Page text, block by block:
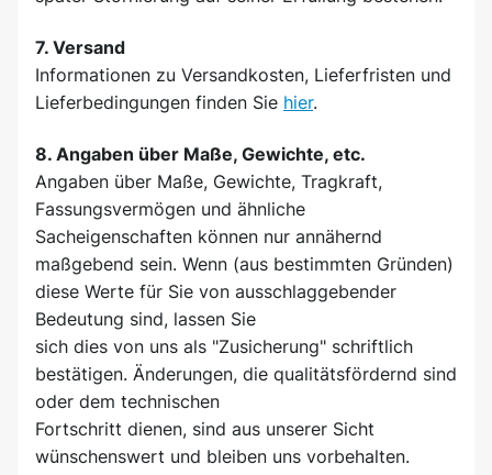
7. Versand
Informationen zu Versandkosten, Lieferfristen und
Lieferbedingungen finden Sie hier.
8. Angaben über Maße, Gewichte, etc.
Angaben über Maße, Gewichte, Tragkraft,
Fassungsvermögen und ähnliche
Sacheigenschaften können nur annähernd
maßgebend sein. Wenn (aus bestimmten Gründen)
diese Werte für Sie von ausschlaggebender
Bedeutung sind, lassen Sie
sich dies von uns als "Zusicherung" schriftlich
bestätigen. Änderungen, die qualitätsfördernd sind
oder dem technischen
Fortschritt dienen, sind aus unserer Sicht
wünschenswert und bleiben uns vorbehalten.